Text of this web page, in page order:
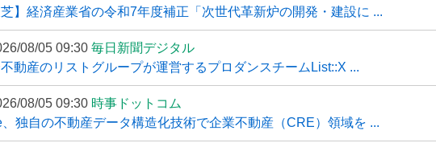
芝】経済産業省の令和7年度補正「次世代革新炉の開発・建設に ...
08/05 09:30 毎日新聞デジタル
動産のリストグループが運営するプロダンスチームList::X ...
08/05 09:30 時事ドットコム
独自の不動産データ構造化技術で企業不動産（CRE）領域を ...